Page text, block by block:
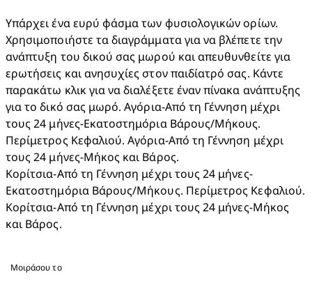
Υπάρχει ένα ευρύ φάσμα των φυσιολογικών ορίων.
Χρησιμοποιήστε τα διαγράμματα για να βλέπετε την
ανάπτυξη του δικού σας μωρού και απευθυνθείτε για
ερωτήσεις και ανησυχίες στον παιδίατρό σας. Κάντε
παρακάτω κλικ για να διαλέξετε έναν πίνακα ανάπτυξης
για το δικό σας μωρό. Αγόρια-Από τη Γέννηση μέχρι
τους 24 μήνες-Εκατοστημόρια Βάρους/Μήκους.
Περίμετρος Κεφαλιού. Αγόρια-Από τη Γέννηση μέχρι
τους 24 μήνες-Μήκος και Βάρος.
Κορίτσια-Από τη Γέννηση μέχρι τους 24 μήνες-
Εκατοστημόρια Βάρους/Μήκους. Περίμετρος Κεφαλιού.
Κορίτσια-Από τη Γέννηση μέχρι τους 24 μήνες-Μήκος
και Βάρος.
Μοιράσου το